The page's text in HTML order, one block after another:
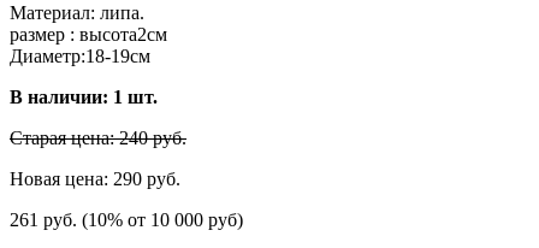
Материал: липа.
размер : высота2cм
Диаметр:18-19см
В наличии: 1 шт.
Старая цена: 240 руб.
Новая цена: 290 руб.
261 руб. (10% от 10 000 руб)